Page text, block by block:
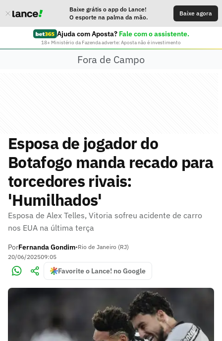
Baixe grátis o app do Lance!
O esporte na palma da mão.
Baixe agora
Ajuda com Aposta? Fale com o assistente.
18+ Ministério da Fazenda adverte: Aposta não é investimento
Fora de Campo
Esposa de jogador do
Botafogo manda recado para
torcedores rivais:
'Humilhados'
Esposa de Alex Telles, Vitoria sofreu acidente de carro
nos EUA na última terça
PorFernanda Gondim•Rio de Janeiro (RJ)
20/06/202509:05
Favorite o Lance! no Google